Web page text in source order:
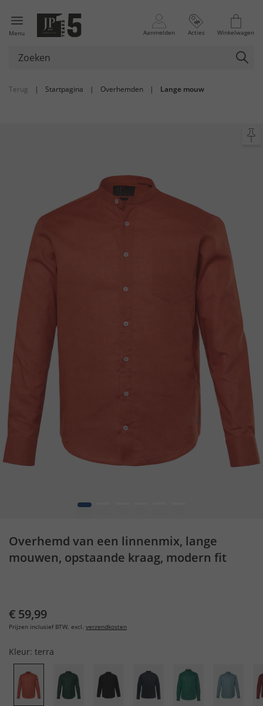
Menu Aanmelden Acties Winkelwagen
Terug | Startpagina | Overhemden | Lange mouw
1
Overhemd van een linnenmix, lange
mouwen, opstaande kraag, modern fit
€ 59,99
Prijzen inclusief BTW, excl. verzendkosten
Kleur: terra